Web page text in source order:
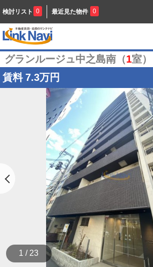
検討リスト 0 最近見た物件 0
グランルージュ中之島南（1室）
賃料 7.3万円
1 / 23